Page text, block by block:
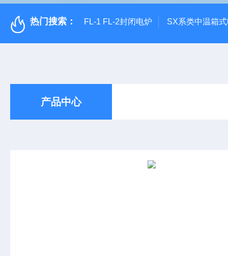
热门搜索： FL-1 FL-2封闭电炉 SX系类中温箱
产品中心